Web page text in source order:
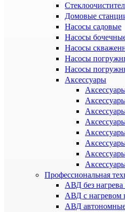
Домовые
Насосы садовые
Насосы
Насосы
Насосы
Насосы
Аксессуары
Профессиональная
АВД без
АВД с нагревом
АВД